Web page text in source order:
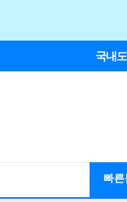
국내
빠른